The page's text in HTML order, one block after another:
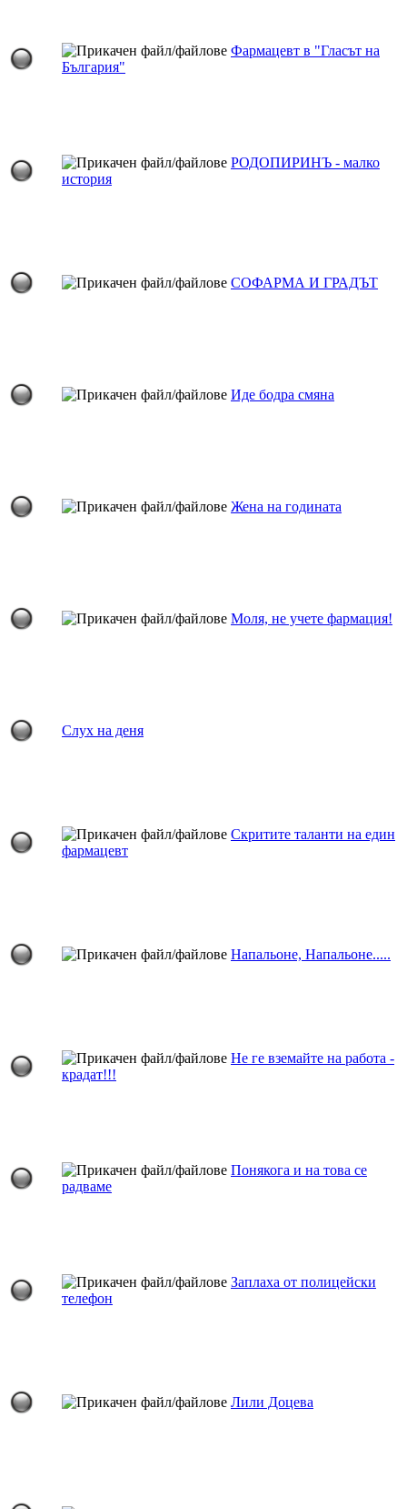
Фармацевт в "Гласът на
България"
РОДОПИРИНЪ - малко
история
СОФАРМА И ГРАДЪТ
Иде бодра смяна
Жена на годината
Моля, не учете фармация!
Слух на деня
Скритите таланти на един
фармацевт
Напальоне, Напальоне.....
Не ге вземайте на работа -
крадат!!!
Понякога и на това се
радваме
Заплаха от полицейски
телефон
Лили Доцева